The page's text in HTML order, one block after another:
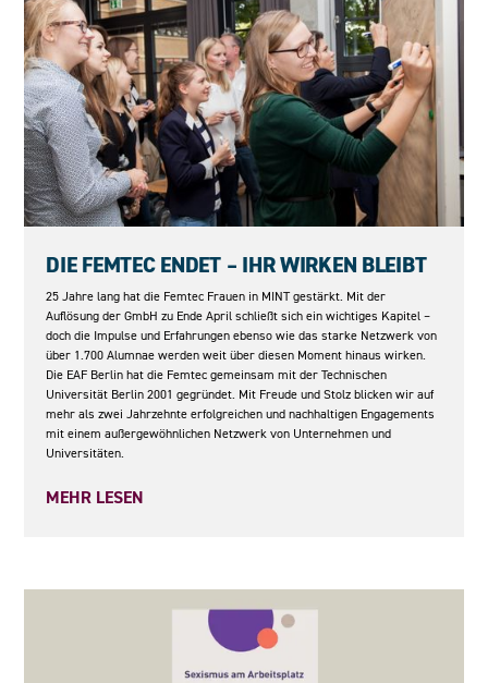
DIE FEMTEC ENDET – IHR WIRKEN BLEIBT
25 Jahre lang hat die Femtec Frauen in MINT gestärkt. Mit der
Auflösung der GmbH zu Ende April schließt sich ein wichtiges Kapitel –
doch die Impulse und Erfahrungen ebenso wie das starke Netzwerk von
über 1.700 Alumnae werden weit über diesen Moment hinaus wirken.
Die EAF Berlin hat die Femtec gemeinsam mit der Technischen
Universität Berlin 2001 gegründet. Mit Freude und Stolz blicken wir auf
mehr als zwei Jahrzehnte erfolgreichen und nachhaltigen Engagements
mit einem außergewöhnlichen Netzwerk von Unternehmen und
Universitäten.
MEHR LESEN